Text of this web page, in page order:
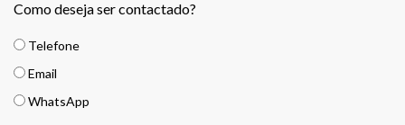
Como deseja ser contactado?
Telefone
Email
WhatsApp